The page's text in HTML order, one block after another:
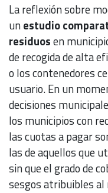
La reflexión sobre
unestudio
residuosen
de recogida de alta
o los contenedores
usuario. En un
decisiones
los municipios con
las cuotas a pagar
las de aquellos que
sin que el grado de
sesgos atribuibles al